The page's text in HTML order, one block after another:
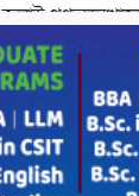
জুলাই
একক ব্যক্তি বা
দেশের জনগণের :
পোরশার পুরইল
সংসদ সদস্য